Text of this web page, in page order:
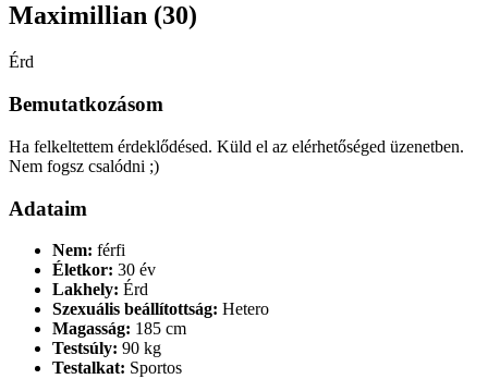
Maximillian (30)
Érd
Bemutatkozásom
Ha felkeltettem érdeklődésed. Küld el az elérhetőséged üzenetben.
Nem fogsz csalódni ;)
Adataim
Nem: férfi
Életkor: 30 év
Lakhely: Érd
Szexuális beállítottság: Hetero
Magasság: 185 cm
Testsúly: 90 kg
Testalkat: Sportos